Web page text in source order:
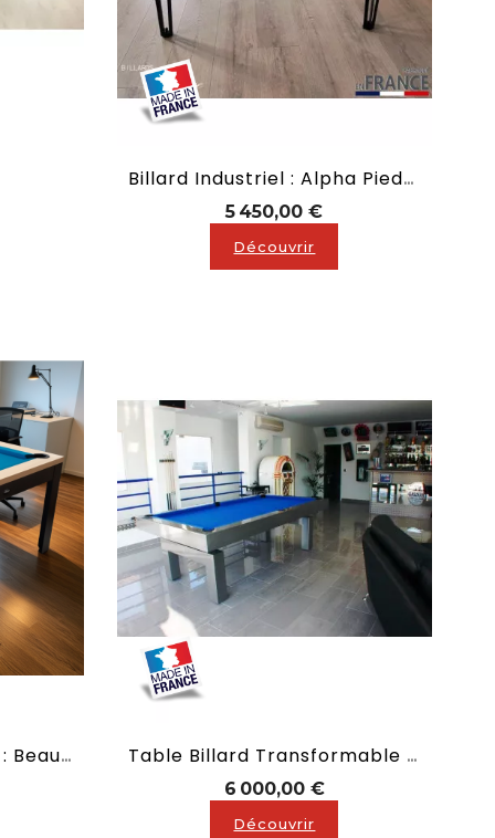
Billard Industriel : Alpha Pieds Métallique
5 450,00 €Prix
Découvrir
Table Billard Industriel : Beaubourg Table Billard Transformable : Arcade
6 000,00 €Prix
Découvrir